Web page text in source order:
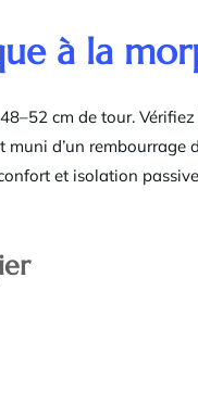
à la
cm de tour.
d’un rembourrage
et isolation